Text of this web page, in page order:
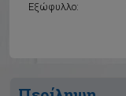
Εξώφυλλο: